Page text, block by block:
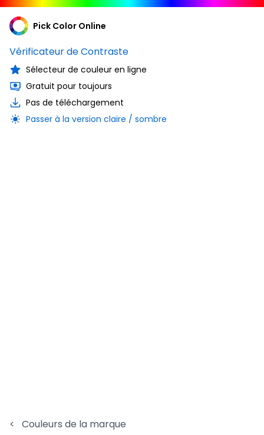
Pick Color Online
Vérificateur de Contraste
Sélecteur de couleur en ligne
Gratuit pour toujours
Pas de téléchargement
Passer à la version claire / sombre
< Couleurs de la marque